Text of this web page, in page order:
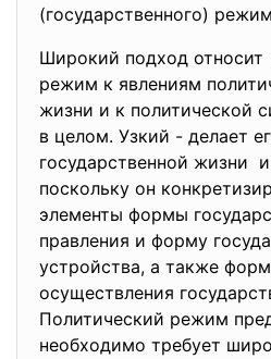
(государственного)
Широкий подход относит
режим к явлениям
жизни и к политической
в целом. Узкий - делает
государственной жизни
поскольку он
элементы формы
правления и форму
устройства, а также
осуществления
Политический режим
необходимо требует